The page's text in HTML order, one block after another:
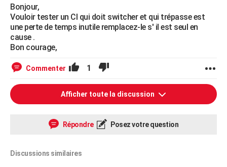
Bonjour,
Vouloir tester un CI qui doit switcher et qui trépasse est
une perte de temps inutile remplacez-le s' il est seul en
cause .
Bon courage,
Commenter 1
Afficher toute la discussion
Répondre Posez votre question
Discussions similaires